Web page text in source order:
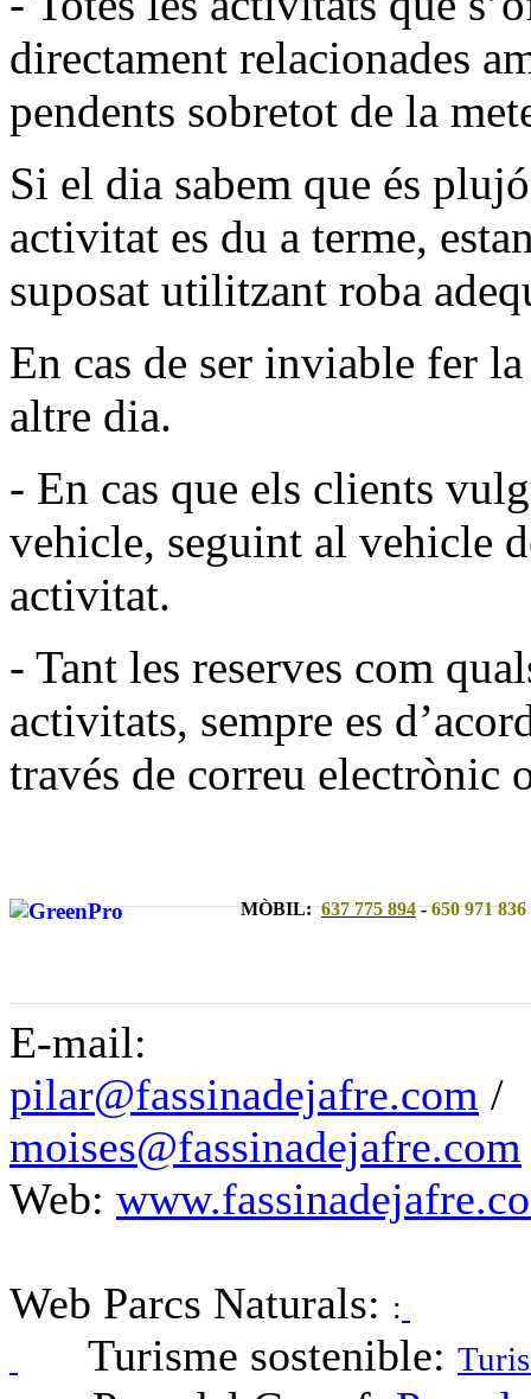
directament relacionades
pendents sobretot de la
Si el dia sabem que és
activitat es du a terme,
suposat utilitzant roba
En cas de ser inviable fer
altre dia.
- En cas que els clients
vehicle, seguint al vehicle
activitat.
- Tant les reserves com
activitats, sempre es
través de correu electrònic
MÒBIL: 637 775 894-650 971 836
E-mail:
pilar@fassinadejafre.com /
moises@fassinadejafre.com
Web:
Web Parcs Naturals: :
Turisme sostenible: